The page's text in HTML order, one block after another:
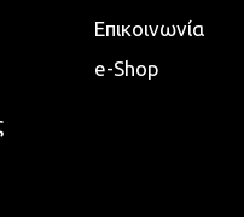
Επικοινωνία
e-Shop